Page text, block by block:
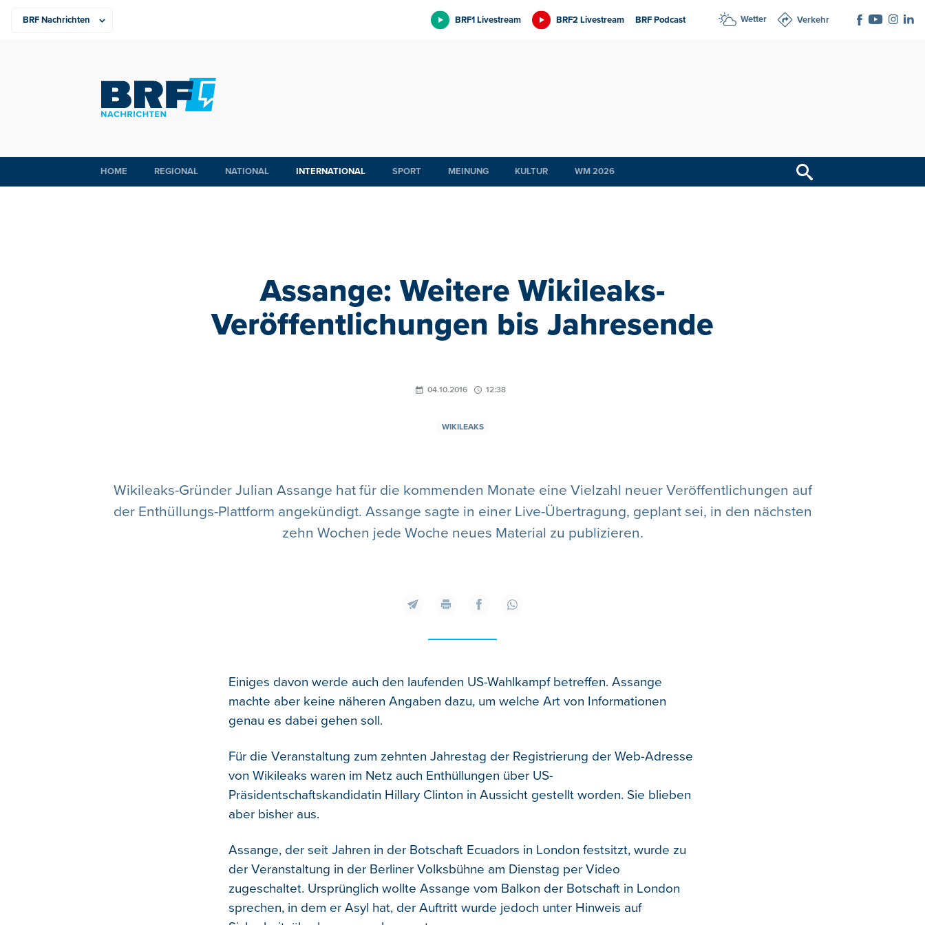
BRF1 Livestream BRF2 Livestream BRF Podcast Wetter Verkehr
HOME REGIONAL NATIONAL INTERNATIONAL SPORT MEINUNG KULTUR WM 2026
Assange: Weitere Wikileaks-
Veröffentlichungen bis Jahresende
04.10.2016 12:38
WIKILEAKS
Wikileaks-Gründer Julian Assange hat für die kommenden Monate eine Vielzahl neuer Veröffentlichungen auf
der Enthüllungs-Plattform angekündigt. Assange sagte in einer Live-Übertragung, geplant sei, in den nächsten
zehn Wochen jede Woche neues Material zu publizieren.
Einiges davon werde auch den laufenden US-Wahlkampf betreffen. Assange
machte aber keine näheren Angaben dazu, um welche Art von Informationen
genau es dabei gehen soll.
Für die Veranstaltung zum zehnten Jahrestag der Registrierung der Web-Adresse
von Wikileaks waren im Netz auch Enthüllungen über US-
Präsidentschaftskandidatin Hillary Clinton in Aussicht gestellt worden. Sie blieben
aber bisher aus.
Assange, der seit Jahren in der Botschaft Ecuadors in London festsitzt, wurde zu
der Veranstaltung in der Berliner Volksbühne am Dienstag per Video
zugeschaltet. Ursprünglich wollte Assange vom Balkon der Botschaft in London
sprechen, in dem er Asyl hat, der Auftritt wurde jedoch unter Hinweis auf